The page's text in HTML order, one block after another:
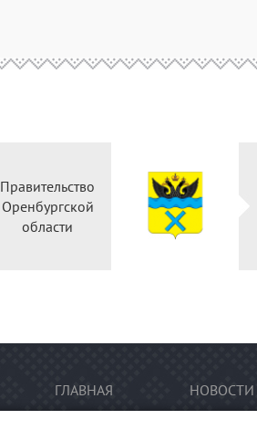
Правительство
Оренбургской
области
ГЛАВНАЯ НОВОСТИ